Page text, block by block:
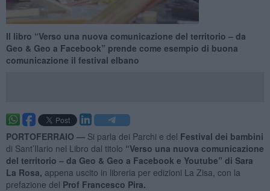
Il libro “Verso una nuova comunicazione del territorio – da
Geo & Geo a Facebook” prende come esempio di buona
comunicazione il festival elbano
PORTOFERRAIO — Si parla dei Parchi e del Festival dei bambini
di Sant’Ilario nel Libro dal titolo “Verso una nuova comunicazione
del territorio – da Geo & Geo a Facebook e Youtube” di Sara
La Rosa, appena uscito in libreria per edizioni La Zisa, con la
prefazione del Prof Francesco Pira.